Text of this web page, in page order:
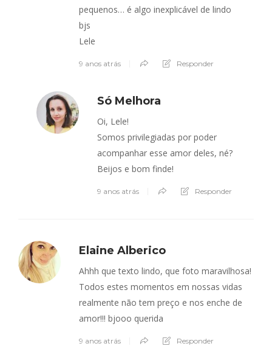
pequenos… é algo inexplicável de lindo
bjs
Lele
9 anos atrás Responder
Só Melhora
Oi, Lele!
Somos privilegiadas por poder
acompanhar esse amor deles, né?
Beijos e bom finde!
9 anos atrás Responder
Elaine Alberico
Ahhh que texto lindo, que foto maravilhosa!
Todos estes momentos em nossas vidas
realmente não tem preço e nos enche de
amor!!! bjooo querida
9 anos atrás Responder